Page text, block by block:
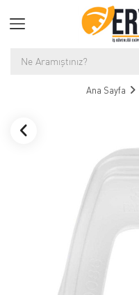
Ana Sayfa